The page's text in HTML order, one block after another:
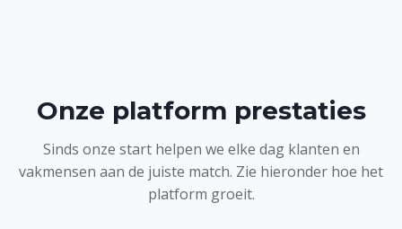
Onze platform prestaties
Sinds onze start helpen we elke dag klanten en
vakmensen aan de juiste match. Zie hieronder hoe het
platform groeit.